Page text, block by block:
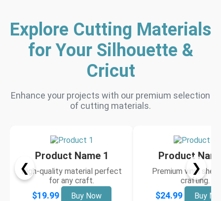
Explore Cutting Materials
for Your Silhouette &
Cricut
Enhance your projects with our premium selection
of cutting materials.
❮
Product Name 1
High-quality material perfect
for any craft.
$19.99 Buy Now
Product
Premium vinyl
crafting.
$24.99 Buy
❯